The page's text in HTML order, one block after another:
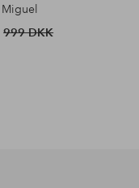
999 DKK